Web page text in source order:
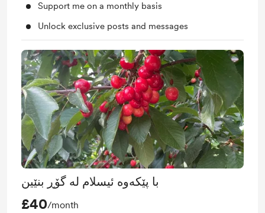
Support me on a monthly basis
Unlock exclusive posts and messages
با پێکەوە ئیسلام لە گۆڕ بنێین
£40/month